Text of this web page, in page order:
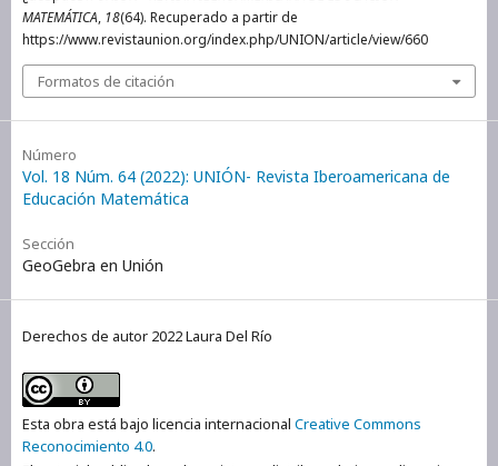
MATEMÁTICA, 18(64). Recuperado a partir de
https://www.revistaunion.org/index.php/UNION/article/view/660
Formatos de citación
Número
Vol. 18 Núm. 64 (2022): UNIÓN- Revista Iberoamericana de
Educación Matemática
Sección
GeoGebra en Unión
Derechos de autor 2022 Laura Del Río
Esta obra está bajo licencia internacional Creative Commons
Reconocimiento 4.0.